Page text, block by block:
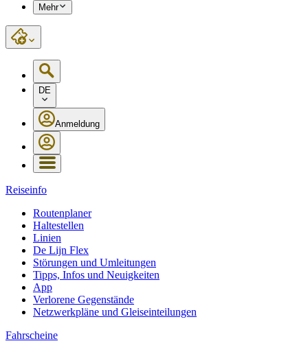
Mehr
DE
Anmeldung
Reiseinfo
Routenplaner
Haltestellen
Linien
De Lijn Flex
Störungen und Umleitungen
Tipps, Infos und Neuigkeiten
App
Verlorene Gegenstände
Netzwerkpläne und Gleiseinteilungen
Fahrscheine